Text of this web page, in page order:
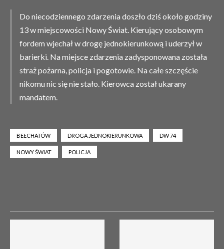
Do niecodziennego zdarzenia doszło dziś około godziny
13 w miejscowości Nowy Świat. Kierujący osobowym
fordem wjechał w drogę jednokierunkową i uderzył w
barierki. Na miejsce zdarzenia zadysponowana została
straż pożarna, policja i pogotowie. Na całe szczęście
nikomu nic się nie stało. Kierowca został ukarany
mandatem.
BEŁCHATÓW DROGA JEDNOKIERUNKOWA DW 74
NOWY ŚWIAT POLICJA